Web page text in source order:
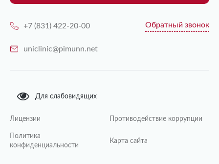
+7 (831) 422-20-00 Обратный звонок
uniclinic@pimunn.net
Для слабовидящих
Лицензии Противодействие коррупции
Политика
конфиденциальности
Карта сайта